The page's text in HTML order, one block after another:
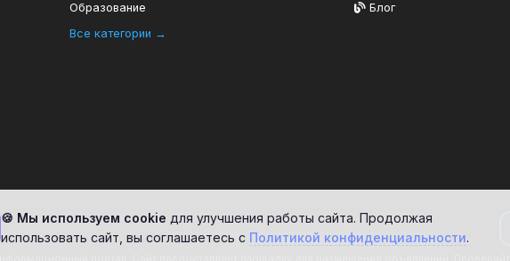
Образование
Все категории →
Блог
© 2026 Дисконтбери. Все права защищены.
🍪 Мы используем cookie для улучшения работы сайта. Продолжая
использовать сайт, вы соглашаетесь с Политикой конфиденциальности.